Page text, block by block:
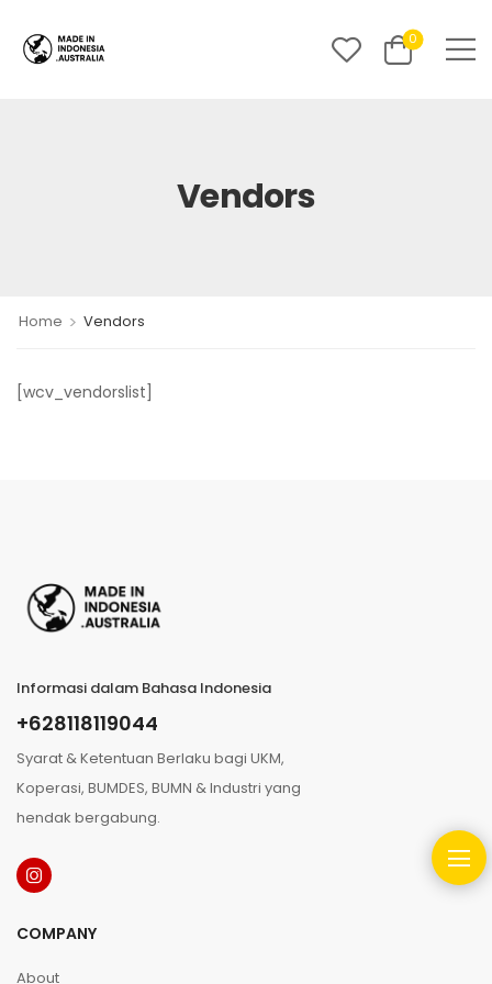
0
Vendors
Home > Vendors
[wcv_vendorslist]
Informasi dalam Bahasa Indonesia
+628118119044
Syarat & Ketentuan Berlaku bagi UKM,
Koperasi, BUMDES, BUMN & Industri yang
hendak bergabung.
COMPANY
About